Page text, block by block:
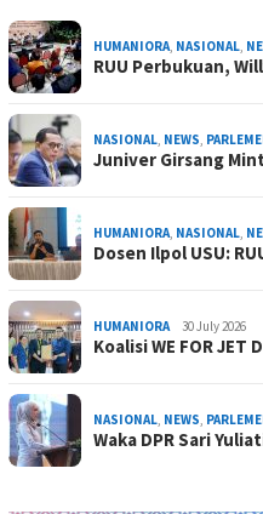
HUMANIORA NASIONAL
RUU Perbukuan,
NASIONAL NEWS
Juniver Girsang
HUMANIORA NASIONAL
Dosen Ilpol USU:
HUMANIORA 30 July 2026
Koalisi WE FOR JET
NASIONAL NEWS
Waka DPR Sari